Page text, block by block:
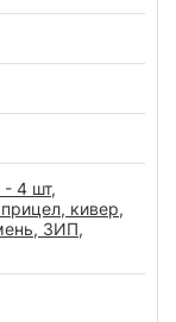
- 4 шт,
кивер,
ЗИП,